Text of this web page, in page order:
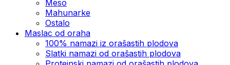
Meso
Mahunarke
Ostalo
Maslac od oraha
100% namazi iz orašastih plodova
Slatki namazi od orašastih plodova